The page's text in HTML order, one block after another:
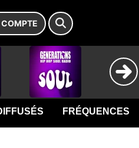
COMPTE
FRÉQUENCES